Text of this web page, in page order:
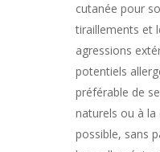
cutanée pour
tiraillements et
agressions
potentiels
préférable de
naturels ou à
possible, sans